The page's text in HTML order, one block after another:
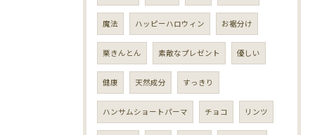
魔法 ハッピーハロウィン お裾分け
栗きんとん 素敵なプレゼント 優しい
健康 天然成分 すっきり
ハンサムショートパーマ チョコ リンツ